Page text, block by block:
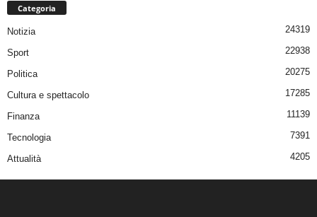
Categoria
Notizia 24319
Sport 22938
Politica 20275
Cultura e spettacolo 17285
Finanza 11139
Tecnologia 7391
Attualità 4205